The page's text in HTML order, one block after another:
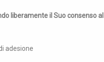
liberamente il Suo consenso
adesione